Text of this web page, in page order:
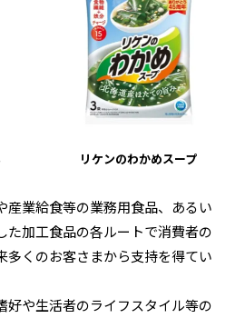
リケンのわかめスープ
産業給食等の業務用食品、あるい
た加工食品の各ルートで消費者の
多くのお客さまから支持を得てい
好や生活者のライフスタイル等の